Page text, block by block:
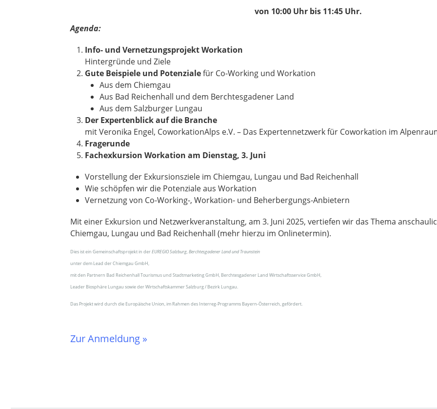
von 10:00 Uhr bis 11:45 Uhr.
Agenda:
Info- und Vernetzungsprojekt Workation
Hintergründe und Ziele
Gute Beispiele und Potenzialefür Co-Working und Workation
Aus dem Chiemgau
Aus Bad Reichenhall und dem Berchtesgadener Land
Aus dem Salzburger Lungau
Der Expertenblick auf die Branche
mit Veronika Engel, CoworkationAlps e.V. – Das Expertennetzwerk für Coworkation im
Fragerunde
Fachexkursion Workation am Dienstag, 3. Juni
Vorstellung der Exkursionsziele im Chiemgau, Lungau und Bad Reichenhall
Wie schöpfen wir die Potenziale aus Workation
Vernetzung von Co-Working-, Workation- und Beherbergungs-Anbietern
Mit einer Exkursion und Netzwerkveranstaltung, am 3. Juni 2025, vertiefen wir das Thema
Chiemgau, Lungau und Bad Reichenhall (mehr hierzu im Onlinetermin).
Dies ist ein Gemeinschaftsprojekt in derEUREGIO Salzburg, Berchtesgadener Land und Traunstein
unter dem Lead der Chiemgau GmbH,
mit den Partnern Bad Reichenhall Tourismus und Stadtmarketing GmbH, Berchtesgadener Land Wirtschaftsservice GmbH,
Leader Biosphäre Lungau sowie der Wirtschaftskammer Salzburg / Bezirk Lungau.
Das Projekt wird durch die Europäische Union, im Rahmen des Interreg-Programms Bayern-Österreich, gefördert.
Zur Anmeldung »